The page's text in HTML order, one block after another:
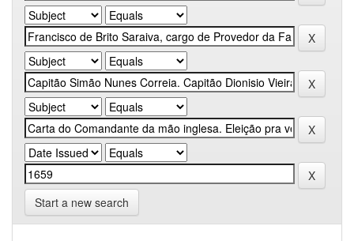
Start a new search